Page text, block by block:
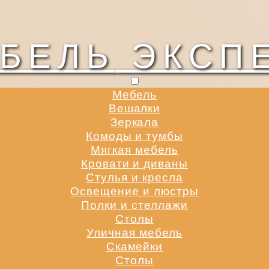
Мебель
Вешалки
Зеркала
Комоды и тумбы
Мягкая мебель
Кровати и диваны
Стулья и кресла
Освещение и люстры
Полки и стеллажи
Столы
Уличная мебель
Скамейки
Столы